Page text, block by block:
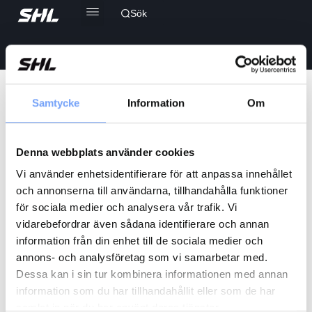
Samtycke Information Om
Denna webbplats använder cookies
Vi använder enhetsidentifierare för att anpassa innehållet
och annonserna till användarna, tillhandahålla funktioner
för sociala medier och analysera vår trafik. Vi
vidarebefordrar även sådana identifierare och annan
information från din enhet till de sociala medier och
annons- och analysföretag som vi samarbetar med.
Dessa kan i sin tur kombinera informationen med annan
information som du har tillhandahållit eller som de har
Sök
Opti
Endast ett sökresultat
Rea!